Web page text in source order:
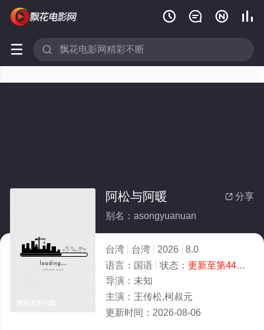
   
 
 分享
阿松与阿暖
别名：asongyuanuan
台湾 台湾 2026
8.0
语言： 国语 状态： 更新至第44集
导演： 未知
主演： 王传松,柯叔元
更新时间： 2026-08-06